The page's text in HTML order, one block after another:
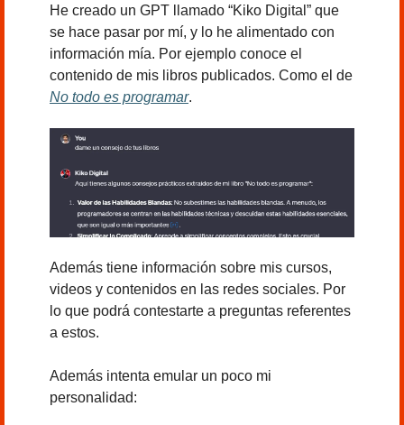
He creado un GPT llamado “Kiko Digital” que
se hace pasar por mí, y lo he alimentado con
información mía. Por ejemplo conoce el
No todo es programar.
Además tiene información sobre mis cursos,
videos y contenidos en las redes sociales. Por
lo que podrá contestarte a preguntas referentes
a estos.
Además intenta emular un poco mi
personalidad: